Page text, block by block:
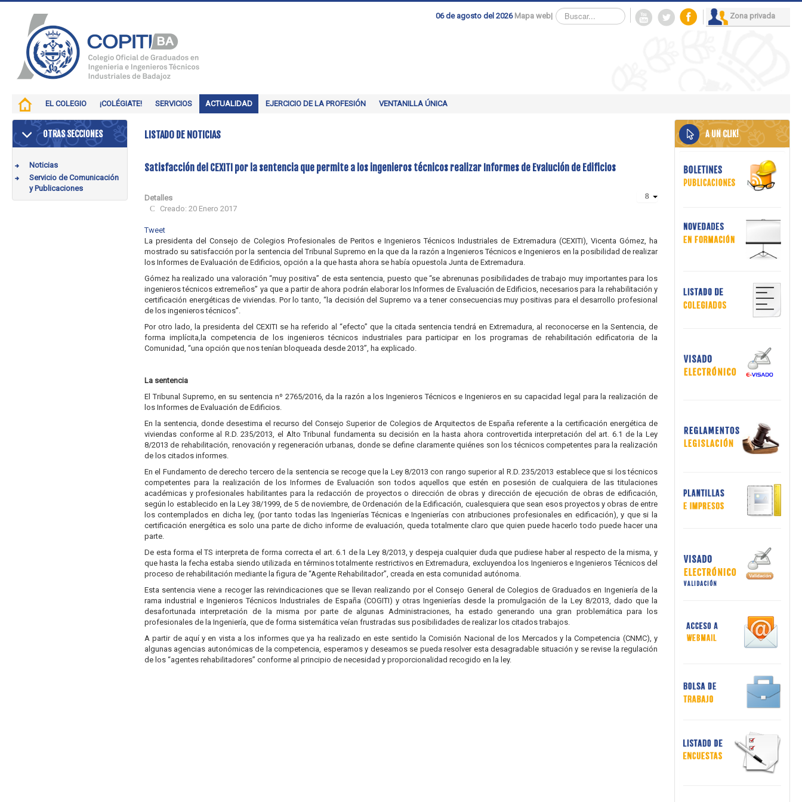
06 de agosto del 2026 Mapa web| Buscar... Zona privada
EL COLEGIO ¡COLÉGIATE! SERVICIOS ACTUALIDAD EJERCICIO DE LA PROFESIÓN VENTANILLA ÚNICA
OTRAS SECCIONES
Noticias
Servicio de Comunicación
y Publicaciones
LISTADO DE NOTICIAS
Satisfacción del CEXITI por la sentencia que permite a los ingenieros técnicos realizar Informes de Evalución de Edificios
Detalles
Creado: 20 Enero 2017
Tweet
La presidenta del Consejo de Colegios Profesionales de Peritos e Ingenieros Técnicos Industriales de Extremadura (CEXITI), Vicenta Gómez, ha
mostrado su satisfacción por la sentencia del Tribunal Supremo en la que da la razón a Ingenieros Técnicos e Ingenieros en la posibilidad de realizar
los Informes de Evaluación de Edificios, opción a la que hasta ahora se había opuestola Junta de Extremadura.
Gómez ha realizado una valoración “muy positiva” de esta sentencia, puesto que “se abrenunas posibilidades de trabajo muy importantes para los
ingenieros técnicos extremeños” ya que a partir de ahora podrán elaborar los Informes de Evaluación de Edificios, necesarios para la rehabilitación y
certificación energéticas de viviendas. Por lo tanto, “la decisión del Supremo va a tener consecuencias muy positivas para el desarrollo profesional
de los ingenieros técnicos”.
Por otro lado, la presidenta del CEXITI se ha referido al “efecto” que la citada sentencia tendrá en Extremadura, al reconocerse en la Sentencia, de
forma implícita,la competencia de los ingenieros técnicos industriales para participar en los programas de rehabilitación edificatoria de la
Comunidad, “una opción que nos tenían bloqueada desde 2013”, ha explicado.
La sentencia
El Tribunal Supremo, en su sentencia nº 2765/2016, da la razón a los Ingenieros Técnicos e Ingenieros en su capacidad legal para la realización de
los Informes de Evaluación de Edificios.
En la sentencia, donde desestima el recurso del Consejo Superior de Colegios de Arquitectos de España referente a la certificación energética de
viviendas conforme al R.D. 235/2013, el Alto Tribunal fundamenta su decisión en la hasta ahora controvertida interpretación del art. 6.1 de la Ley
8/2013 de rehabilitación, renovación y regeneración urbanas, donde se define claramente quiénes son los técnicos competentes para la realización
de los citados informes.
En el Fundamento de derecho tercero de la sentencia se recoge que la Ley 8/2013 con rango superior al R.D. 235/2013 establece que si los técnicos
competentes para la realización de los Informes de Evaluación son todos aquellos que estén en posesión de cualquiera de las titulaciones
académicas y profesionales habilitantes para la redacción de proyectos o dirección de obras y dirección de ejecución de obras de edificación,
según lo establecido en la Ley 38/1999, de 5 de noviembre, de Ordenación de la Edificación, cualesquiera que sean esos proyectos y obras de entre
los contemplados en dicha ley, (por tanto todas las Ingenierías Técnicas e Ingenierías con atribuciones profesionales en edificación), y que si la
certificación energética es solo una parte de dicho informe de evaluación, queda totalmente claro que quien puede hacerlo todo puede hacer una
parte.
De esta forma el TS interpreta de forma correcta el art. 6.1 de la Ley 8/2013, y despeja cualquier duda que pudiese haber al respecto de la misma, y
que hasta la fecha estaba siendo utilizada en términos totalmente restrictivos en Extremadura, excluyendoa los Ingenieros e Ingenieros Técnicos del
proceso de rehabilitación mediante la figura de “Agente Rehabilitador”, creada en esta comunidad autónoma.
Esta sentencia viene a recoger las reivindicaciones que se llevan realizando por el Consejo General de Colegios de Graduados en Ingeniería de la
rama industrial e Ingenieros Técnicos Industriales de España (COGITI) y otras Ingenierías desde la promulgación de la Ley 8/2013, dado que la
desafortunada interpretación de la misma por parte de algunas Administraciones, ha estado generando una gran problemática para los
profesionales de la Ingeniería, que de forma sistemática veían frustradas sus posibilidades de realizar los citados trabajos.
A partir de aquí y en vista a los informes que ya ha realizado en este sentido la Comisión Nacional de los Mercados y la Competencia (CNMC), y
algunas agencias autonómicas de la competencia, esperamos y deseamos se pueda resolver esta desagradable situación y se revise la regulación
de los “agentes rehabilitadores” conforme al principio de necesidad y proporcionalidad recogido en la ley.
A UN CLIK!